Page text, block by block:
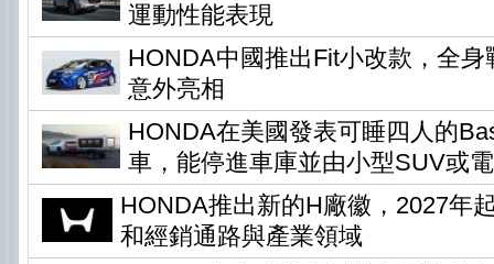
運動性能表現
HONDA中國推出Fit小改款，全
意外亮相
HONDA在美國發表可睡四人的
車，能停進車庫並由小型SUV或
HONDA推出新的H廠徽，2027年
和經銷通路與產業領域